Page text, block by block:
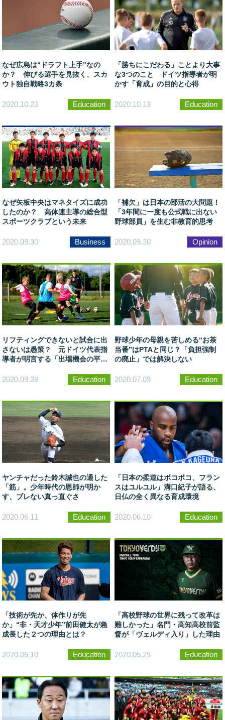
なぜ広島は“ドラフト上手”なの
か？ 伸びる選手を見抜く、スカ
ウト独自戦略3カ条
2020.10.23 Education
「勝ちにこだわる」ことより大事
な3つのこと ドイツ指導者が明
かす「育成」の目的と心得
2020.10.13 Education
なぜ矢板中央はマネタイズに成功
したのか？ 高体連主導の総合型
スポーツクラブという未来
2020.09.30 Business
「補欠」は日本の部活の大問題！
「3年間に一度も公式戦に出ない
野球部員」を生む非教育的思考
2020.09.30 Opinion
リフティングできないと試合に出
さないは愚策？ 元ドイツ代表指
導者が明言する「出場機会の平
2020.09.28 Education
野球少年の母親を苦しめる“お茶
当番”はPTAと同じ？「負担強制
の廃止」では解決しない
2020.07.09 Education
ヤンチャだった鈴木誠也の通した
「筋」。少年時代の恩師が明か
す、ブレない真っ直ぐさ
2020.06.11 Education
「日本の柔道はボコボコ、フラン
スはユルユル」溝口紀子が語る、
日仏の全く異なる育成環境
2020.06.10 Education
「技術が先か、体作りが先
か」“非・天才少年”前田健太が急
成長した２つの理由とは？
2020.06.10 Education
「高校野球の世界に残って改革は
難しかった」名門・高知高校前監
督が「ヴェルディ入り」した理由
2020.05.25 Education